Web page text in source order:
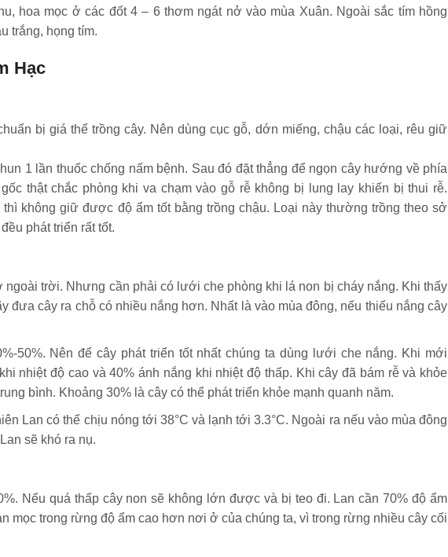
hoa mọc ở các đốt 4 – 6 thơm ngát nở vào mùa Xuân. Ngoài sắc tím hồng
trắng, họng tím.
Hạc
bị giá thể trồng cây. Nên dùng cục gỗ, dớn miếng, chậu các loại, rêu giữ
1 lần thuốc chống nấm bệnh. Sau đó đặt thẳng để ngọn cây hướng về phía
thật chắc phòng khi va chạm vào gỗ rễ không bị lung lay khiến bị thui rễ.
không giữ được độ ẩm tốt bằng trồng chậu. Loại này thường trồng theo sở
phát triển rất tốt.
ngoài trời. Nhưng cần phải có lưới che phòng khi lá non bị cháy nắng. Khi thấy
đưa cây ra chỗ có nhiều nắng hơn. Nhất là vào mùa đông, nếu thiếu nắng cây
50%. Nên để cây phát triển tốt nhất chúng ta dùng lưới che nắng. Khi mới
nhiệt độ cao và 40% ánh nắng khi nhiệt độ thấp. Khi cây đã bám rễ và khỏe
bình. Khoảng 30% là cây có thể phát triển khỏe mạnh quanh năm.
Lan có thể chịu nóng tới 38°C và lạnh tới 3.3°C. Ngoài ra nếu vào mùa đông
sẽ khó ra nụ.
Nếu quá thấp cây non sẽ không lớn được và bị teo đi. Lan cần 70% độ ẩm
mọc trong rừng độ ẩm cao hơn nơi ở của chúng ta, vì trong rừng nhiều cây cối